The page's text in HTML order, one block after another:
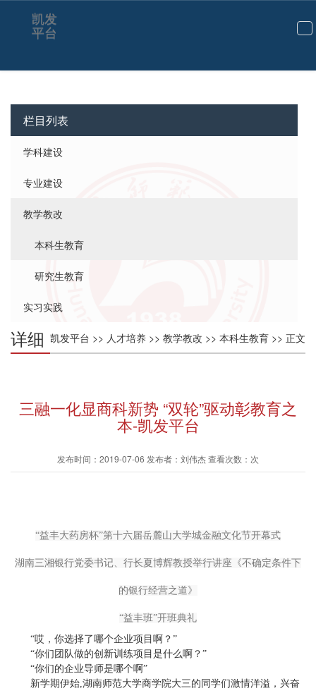
切
航
凯发
平台
栏目列表
学科建设
专业建设
教学教改
本科生教育
研究生教育
实习实践
凯发平台 >> 人才培养 >> 教学教改 >> 本科生教育 >> 正文
详细
三融一化显商科新势 “双轮”驱动彰教育之
本-凯发平台
发布时间：2019-07-06 发布者：刘伟杰 查看次数：次
“益丰大药房杯”第十六届岳麓山大学城金融文化节开幕式
湖南三湘银行党委书记、行长夏博辉教授举行讲座《不确定条件下
的银行经营之道》
“益丰班”开班典礼
“哎，你选择了哪个企业项目啊？”
“你们团队做的创新训练项目是什么啊？”
“你们的企业导师是哪个啊”
新学期伊始,湖南师范大学商学院大三的同学们激情洋溢，兴奋